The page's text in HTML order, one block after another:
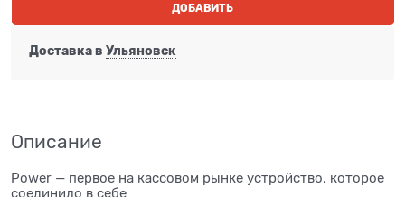
ДОБАВИТЬ
Доставка в Ульяновск
Описание
Power — первое на кассовом рынке устройство, которое
соединило в себе